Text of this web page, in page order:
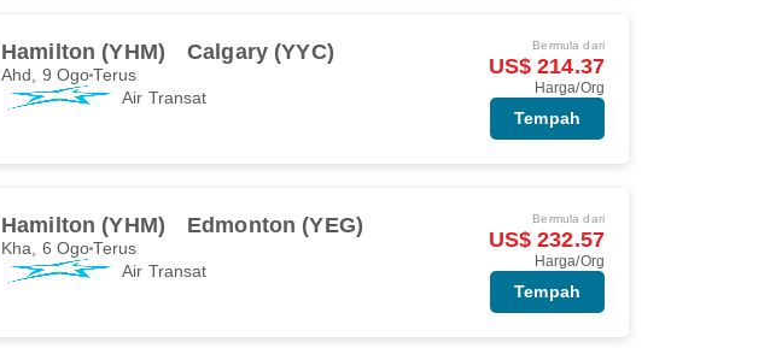
Hamilton (YHM) Calgary (YYC)
Ahd, 9 OgoTerus
Air Transat
Bermula dari
US$ 214.37
Harga/Org
Tempah
Hamilton (YHM) Edmonton (YEG)
Kha, 6 OgoTerus
Air Transat
Bermula dari
US$ 232.57
Harga/Org
Tempah